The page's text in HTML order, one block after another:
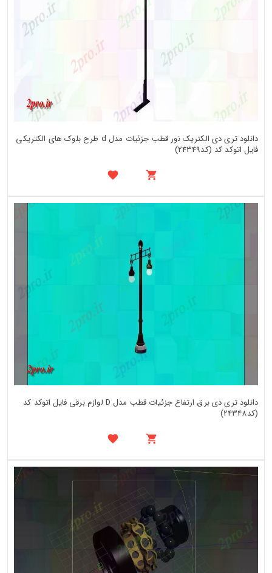
دانلود تری دی الکتریک نور قطب جزئیات مدل d طرح بلوک های الکتریکی
فایل اتوکد کد (کد24349)
دانلود تری دی برق ارتفاع جزئیات قطب مدل D لوازم برقی فایل اتوکد کد
(کد24348)